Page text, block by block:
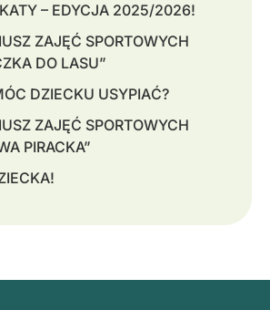
– EDYCJA 2025/2026!
ZAJĘĆ SPORTOWYCH
DO LASU”
DZIECKU USYPIAĆ?
ZAJĘĆ SPORTOWYCH
PIRACKA”